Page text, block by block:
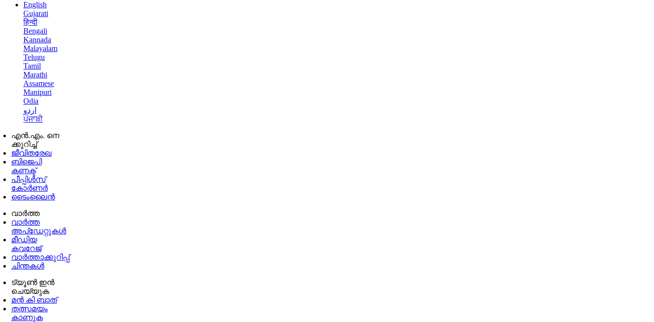
English
Gujarati
हिन्दी
Bengali
Kannada
Malayalam
Telugu
Tamil
Marathi
Assamese
Manipuri
Odia
اردو
ਪੰਜਾਬੀ
എൻ.എം. നെ
ക്കുറിച്ച്
ജീവിതരേഖ
ബിജെപി
കണക്ട്
പീപ്പിൾസ്
കോർണർ
ടൈംലൈൻ
വാർത്ത
വാർത്ത
അപ്ഡേറ്റുകൾ
മീഡിയ
കവറേജ്
വാർത്താക്കുറിപ്പ്
ചിന്തകൾ
ട്യൂൺ ഇൻ
ചെയ്യുക
മൻ കി ബാത്
തത്സമയം
കാണുക